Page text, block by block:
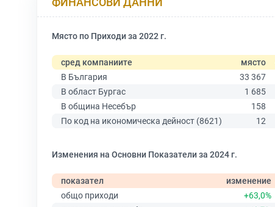
Място по Приходи за 2022 г.
сред компаниите място
В България
33 367
В област Бургас
1 685
В община Несебър
158
По код на икономическа дейност (8621)
12
Изменения на Основни Показатели за 2024 г.
показател
изменение
общо приходи
+63,0%